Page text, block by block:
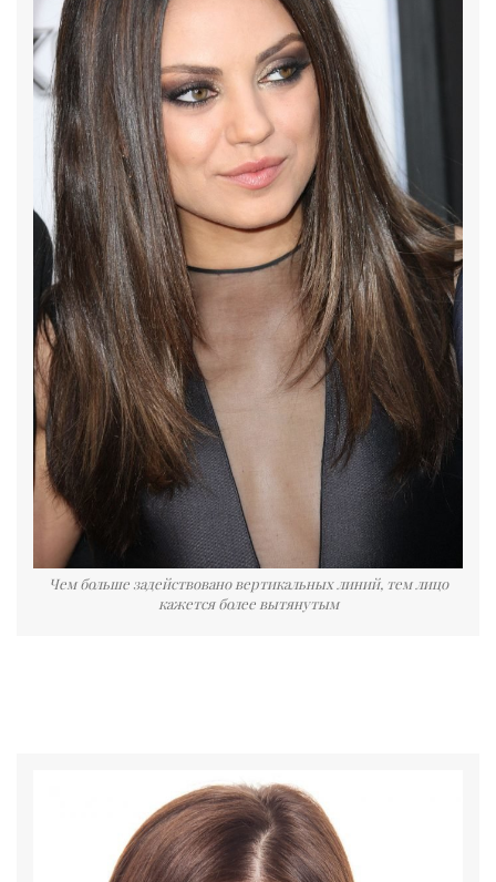
Чем больше задействовано вертикальных линий, тем лицо
кажется более вытянутым